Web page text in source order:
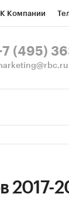
Компании
(495)
2017-